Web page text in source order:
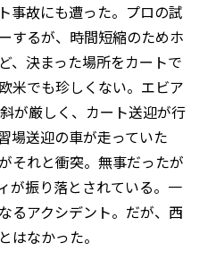
事故にも遭った。プロの試
するが、時間短縮のためホ
、決まった場所をカートで
米でも珍しくない。エビア
が厳しく、カート送迎が行
場送迎の車が走っていた
それと衝突。無事だったが
が振り落とされている。一
るアクシデント。だが、西
はなかった。